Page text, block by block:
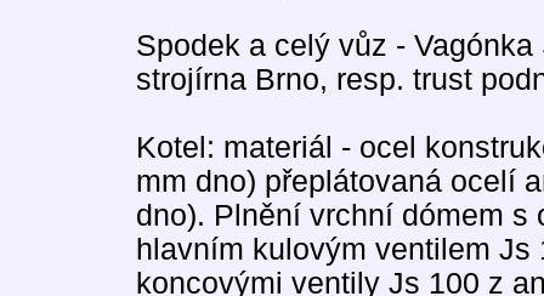
Spodek a celý vůz -
strojírna Brno, resp. trust
Kotel: materiál - ocel
mm dno) přeplátovaná ocelí
dno). Plnění vrchní dómem
hlavním kulovým ventilem
koncovými ventily Js 100 z